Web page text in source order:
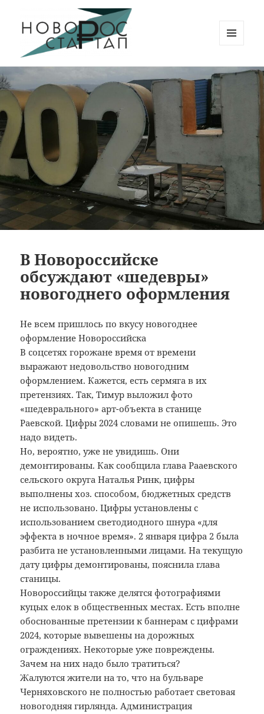
Новорос Стартап
ВИДЖЕТЫ
В Новороссийске
обсуждают «шедевры»
новогоднего оформления
Не всем пришлось по вкусу новогоднее
оформление Новороссийска
В соцсетях горожане время от времени
выражают недовольство новогодним
оформлением. Кажется, есть сермяга в их
претензиях. Так, Тимур выложил фото
«шедеврального» арт-объекта в станице
Раевской. Цифры 2024 словами не опишешь. Это
надо видеть.
Но, вероятно, уже не увидишь. Они
демонтированы. Как сообщила глава Рааевского
сельского округа Наталья Ринк, цифры
выполнены хоз. способом, бюджетных средств
не использовано. Цифры установлены с
использованием светодиодного шнура «для
эффекта в ночное время». 2 января цифра 2 была
разбита не установленными лицами. На текущую
дату цифры демонтированы, пояснила глава
станицы.
Новороссийцы также делятся фотографиями
куцых елок в общественных местах. Есть вполне
обоснованные претензии к баннерам с цифрами
2024, которые вывешены на дорожных
ограждениях. Некоторые уже повреждены.
Зачем на них надо было тратиться?
Жалуются жители на то, что на бульваре
Черняховского не полностью работает световая
новогодняя гирлянда. Администрация